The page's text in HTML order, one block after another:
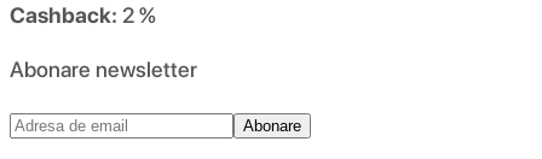
Cashback: 2 %
Abonare newsletter
Abonare